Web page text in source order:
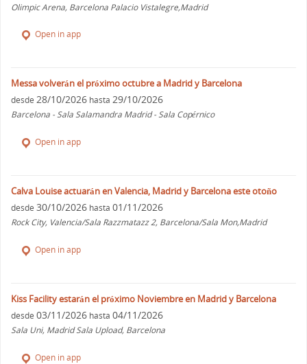
Olimpic Arena, Barcelona Palacio Vistalegre,Madrid
Open in app
Messa volverán el próximo octubre a Madrid y Barcelona
desde 28/10/2026 hasta 29/10/2026
Barcelona - Sala Salamandra Madrid - Sala Copérnico
Open in app
Calva Louise actuarán en Valencia, Madrid y Barcelona este otoño
desde 30/10/2026 hasta 01/11/2026
Rock City, Valencia/Sala Razzmatazz 2, Barcelona/Sala Mon,Madrid
Open in app
Kiss Facility estarán el próximo Noviembre en Madrid y Barcelona
desde 03/11/2026 hasta 04/11/2026
Sala Uni, Madrid Sala Upload, Barcelona
Open in app